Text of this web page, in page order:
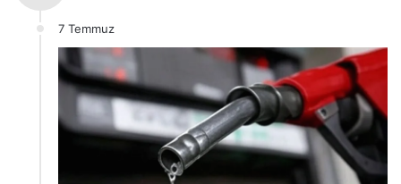
7 Temmuz